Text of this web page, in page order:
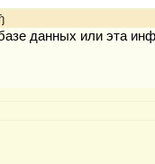
данных или эта